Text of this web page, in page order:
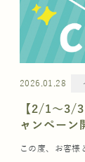
2026.01.28
【2/1〜3/
ャンペーン
この度、お客様